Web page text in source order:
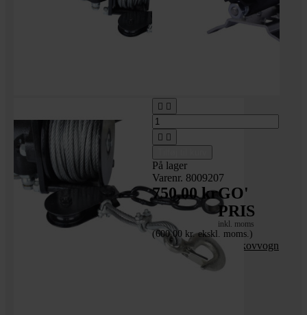
 
 
På lager
Varenr. 8009207
750,00 krGO'
PRIS
inkl. moms
(600,00 kr. ekskl. moms.)
Relæ til hydraulisk skovvogn